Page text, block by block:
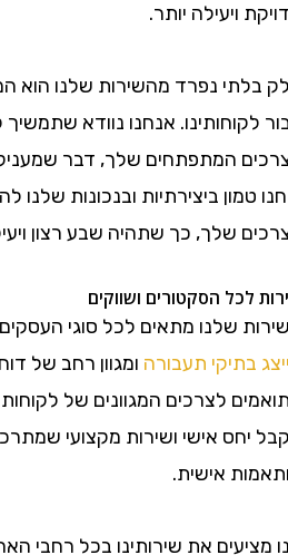
יותר.
נפרד מהשירות שלנו הוא
אנחנו נוודא שתמשיך
המתפתחים שלך, דבר שמעניק לך
ביצירתיות ובנכונות שלנו
שלך, כך שתהיה שבע רצון ויעיל
הסקטורים ושווקים
שלנו מתאים לכל סוגי העסקים
תעבורהומגוון רחב של דוחות
לצרכים המגוונים של לקוחות
אישי ושירות מקצועי שמתרכז
אישית.
את שירותינו בכל רחבי הארץ